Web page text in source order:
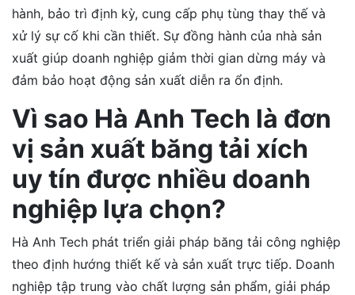
hành, bảo trì định kỳ, cung cấp phụ tùng thay thế và
xử lý sự cố khi cần thiết. Sự đồng hành của nhà sản
xuất giúp doanh nghiệp giảm thời gian dừng máy và
đảm bảo hoạt động sản xuất diễn ra ổn định.
Vì sao Hà Anh Tech là đơn
vị sản xuất băng tải xích
uy tín được nhiều doanh
nghiệp lựa chọn?
Hà Anh Tech phát triển giải pháp băng tải công nghiệp
theo định hướng thiết kế và sản xuất trực tiếp. Doanh
nghiệp tập trung vào chất lượng sản phẩm, giải pháp